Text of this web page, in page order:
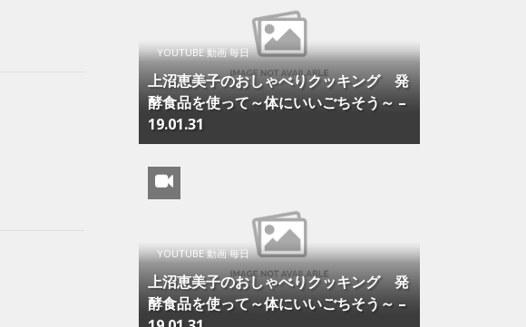
YOUTUBE 動画 毎日
上沼恵美子のおしゃべりクッキング 発
酵食品を使って～体にいいごちそう～ –
19.01.31
YOUTUBE 動画 毎日
上沼恵美子のおしゃべりクッキング 発
酵食品を使って～体にいいごちそう～ –